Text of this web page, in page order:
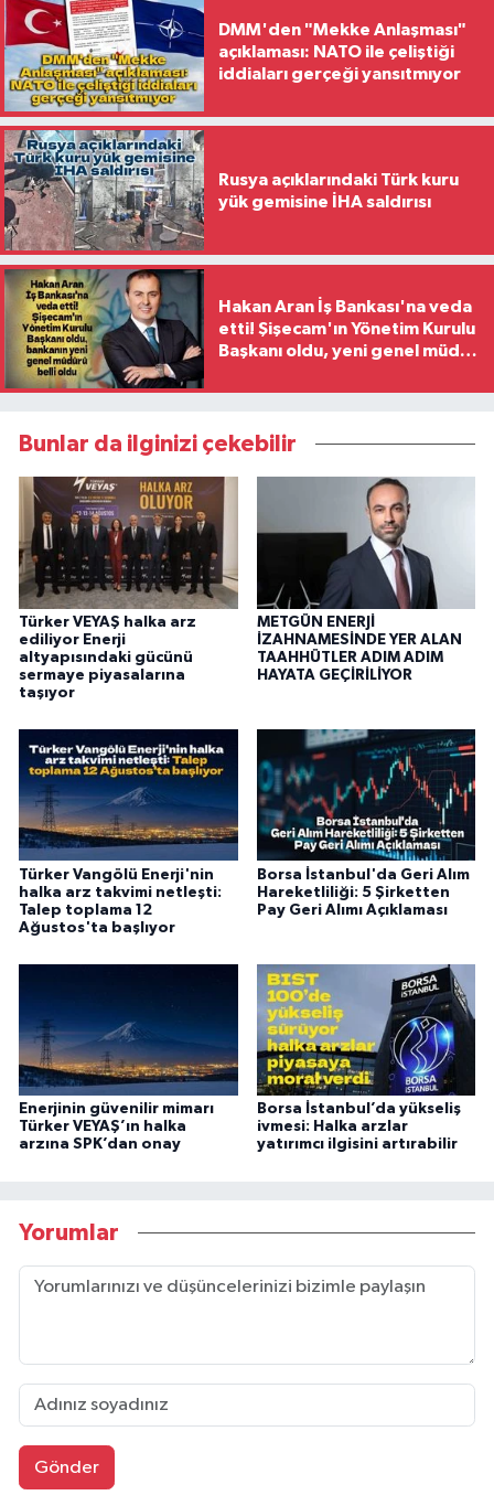
DMM'den "Mekke Anlaşması"
açıklaması: NATO ile çeliştiği
iddiaları gerçeği yansıtmıyor
Rusya açıklarındaki Türk kuru
yük gemisine İHA saldırısı
Hakan Aran İş Bankası'na veda
etti! Şişecam'ın Yönetim Kurulu
Başkanı oldu, yeni genel müdür
Bunlar da ilginizi çekebilir
Türker VEYAŞ halka arz
ediliyor Enerji
altyapısındaki gücünü
sermaye piyasalarına
taşıyor
METGÜN ENERJİ
İZAHNAMESİNDE YER ALAN
TAAHHÜTLER ADIM ADIM
HAYATA GEÇİRİLİYOR
Türker Vangölü Enerji'nin
halka arz takvimi netleşti:
Talep toplama 12
Ağustos'ta başlıyor
Borsa İstanbul'da Geri Alım
Hareketliliği: 5 Şirketten
Pay Geri Alımı Açıklaması
Enerjinin güvenilir mimarı
Türker VEYAŞ’ın halka
arzına SPK’dan onay
Borsa İstanbul’da yükseliş
ivmesi: Halka arzlar
yatırımcı ilgisini artırabilir
Yorumlar
Gönder